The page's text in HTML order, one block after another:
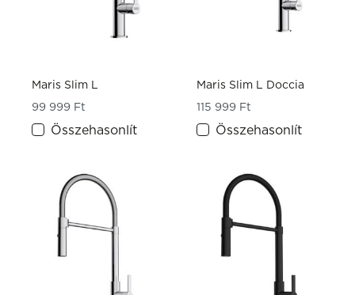
Maris Slim L
99 999 Ft
Összehasonlít
Maris Slim L Doccia
115 999 Ft
Összehasonlít